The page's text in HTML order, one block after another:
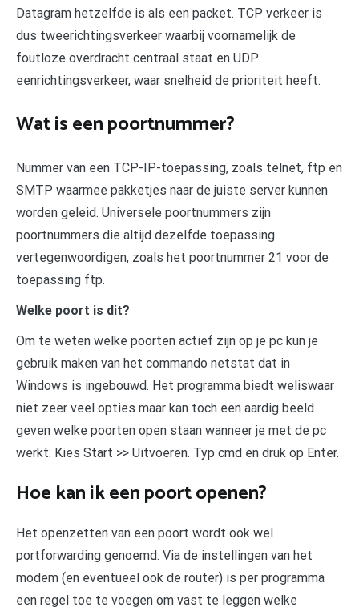
Datagram hetzelfde is als een packet. TCP verkeer is
dus tweerichtingsverkeer waarbij voornamelijk de
foutloze overdracht centraal staat en UDP
eenrichtingsverkeer, waar snelheid de prioriteit heeft.
Wat is een poortnummer?
Nummer van een TCP-IP-toepassing, zoals telnet, ftp en
SMTP waarmee pakketjes naar de juiste server kunnen
worden geleid. Universele poortnummers zijn
poortnummers die altijd dezelfde toepassing
vertegenwoordigen, zoals het poortnummer 21 voor de
toepassing ftp.
Welke poort is dit?
Om te weten welke poorten actief zijn op je pc kun je
gebruik maken van het commando netstat dat in
Windows is ingebouwd. Het programma biedt weliswaar
niet zeer veel opties maar kan toch een aardig beeld
geven welke poorten open staan wanneer je met de pc
werkt: Kies Start >> Uitvoeren. Typ cmd en druk op Enter.
Hoe kan ik een poort openen?
Het openzetten van een poort wordt ook wel
portforwarding genoemd. Via de instellingen van het
modem (en eventueel ook de router) is per programma
een regel toe te voegen om vast te leggen welke